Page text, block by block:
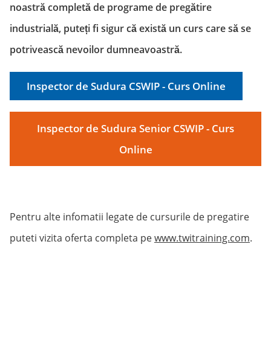
noastră completă de programe de pregătire
industrială, puteți fi sigur că există un curs care să se
potrivească nevoilor dumneavoastră.
Inspector de Sudura CSWIP - Curs Online
Inspector de Sudura Senior CSWIP - Curs
Online
Pentru alte infomatii legate de cursurile de pregatire
puteti vizita oferta completa pewww.twitraining.com.